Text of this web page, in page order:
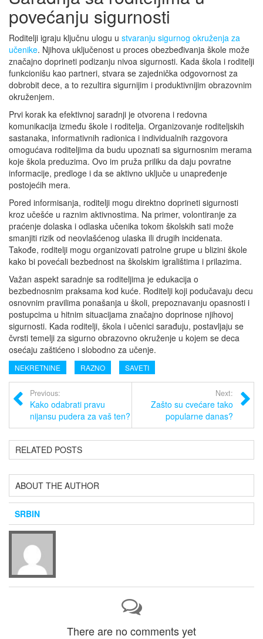
povećanju sigurnosti
Roditelji igraju ključnu ulogu u stvaranju sigurnog okruženja za
učenike. Njihova uključenost u proces obezbeđivanja škole može
značajno doprineti podizanju nivoa sigurnosti. Kada škola i roditelji
funkcionišu kao partneri, stvara se zajednička odgovornost za
dobrobit dece, a to rezultira sigurnijim i produktivnijim obrazovnim
okruženjem.
Prvi korak ka efektivnoj saradnji je otvorena i redovna
komunikacija između škole i roditelja. Organizovanje roditeljskih
sastanaka, informativnih radionica i individualnih razgovora
omogućava roditeljima da budu upoznati sa sigurnosnim merama
koje škola preduzima. Ovo im pruža priliku da daju povratne
informacije, predloge i da se aktivno uključe u unapređenje
postojećih mera.
Pored informisanja, roditelji mogu direktno doprineti sigurnosti
kroz učešće u raznim aktivnostima. Na primer, volontiranje za
praćenje dolaska i odlaska učenika tokom školskih sati može
smanjiti rizik od neovlašćenog ulaska ili drugih incidenata.
Takođe, roditelji mogu organizovati patrolne grupe u blizini škole
kako bi povećali bezbednost na školskim igralištima i prilazima.
Važan aspekt saradnje sa roditeljima je edukacija o
bezbednosnim praksama kod kuće. Roditelji koji podučavaju decu
osnovnim pravilima ponašanja u školi, prepoznavanju opasnosti i
postupcima u hitnim situacijama značajno doprinose njihovoj
sigurnosti. Kada roditelji, škola i učenici sarađuju, postavljaju se
čvrsti temelji za sigurno obrazovno okruženje u kojem se deca
osećaju zaštićeno i slobodno za učenje.
NEKRETNINE RAZNO SAVETI
Previous:
Kako odabrati pravu
nijansu pudera za vaš ten?
Next:
Zašto su cvećare tako
popularne danas?
RELATED POSTS
ABOUT THE AUTHOR
SRBIN
There are no comments yet